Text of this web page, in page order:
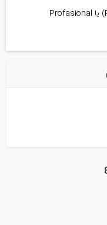
آزمون حرفه ای مهندسی (PE) یا Profasional